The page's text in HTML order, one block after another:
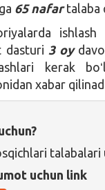
65 nafartalaba
dasturi 3 oy
kerak
xabar
talabalari
uchun link